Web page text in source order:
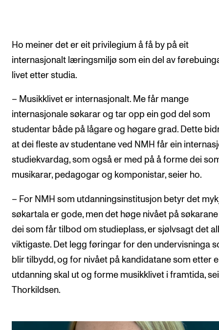
Ho meiner det er eit privilegium å få by på eit
internasjonalt læringsmiljø som ein del av
livet etter studia.
– Musikklivet er internasjonalt. Me får mange
internasjonale søkarar og tar opp ein god del som
studentar både på lågare og høgare grad. Dette
at dei fleste av studentane ved NMH får ein
studiekvardag, som også er med på å forme dei
musikarar, pedagogar og komponistar, seier ho.
– For NMH som utdanningsinstitusjon betyr det
søkartala er gode, men det høge nivået på
dei som får tilbod om studieplass, er sjølvsagt det
viktigaste. Det legg føringar for den undervisninga
blir tilbydd, og for nivået på kandidatane som etter
utdanning skal ut og forme musikklivet i framtida,
Thorkildsen.